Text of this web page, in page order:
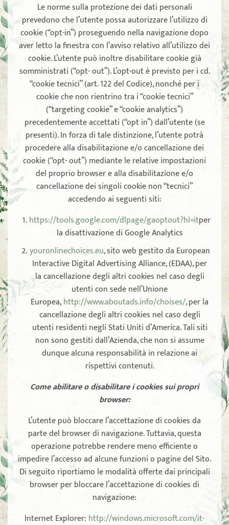
Le norme sulla protezione dei dati personali
prevedono che l’utente possa autorizzare l’utilizzo di
cookie (“opt-in”) proseguendo nella navigazione dopo
aver letto la finestra con l’avviso relativo all’utilizzo dei
cookie. L’utente può inoltre disabilitare cookie già
somministrati (“opt- out”). L’opt-out è previsto per i cd.
“cookie tecnici” (art. 122 del Codice), nonché per i
cookie che non rientrino tra i “cookie tecnici”
(“targeting cookie” e “cookie analytics”)
precedentemente accettati (“opt in”) dall’utente (se
presenti). In forza di tale distinzione, l’utente potrà
procedere alla disabilitazione e/o cancellazione dei
cookie (“opt- out”) mediante le relative impostazioni
del proprio browser e alla disabilitazione e/o
cancellazione dei singoli cookie non “tecnici”
accedendo ai seguenti siti:
https://tools.google.com/dlpage/gaoptout?hl=itper
la disattivazione di Google Analytics
youronlinechoices.eu, sito web gestito da European
Interactive Digital Advertising Alliance, (EDAA), per
la cancellazione degli altri cookies nel caso degli
utenti con sede nell’Unione
Europea,http://www.aboutads.info/choises/, per la
cancellazione degli altri cookies nel caso degli
utenti residenti negli Stati Uniti d’America. Tali siti
non sono gestiti dall’Azienda, che non si assume
dunque alcuna responsabilità in relazione ai
rispettivi contenuti.
Come abilitare o disabilitare i cookies sui propri
browser:
L’utente può bloccare l’accettazione di cookies da
parte del browser di navigazione. Tuttavia, questa
operazione potrebbe rendere meno efficiente o
impedire l’accesso ad alcune funzioni o pagine del Sito.
Di seguito riportiamo le modalità offerte dai principali
browser per bloccare l’accettazione di cookies di
navigazione:
Internet Explorer: http://windows.microsoft.com/it-